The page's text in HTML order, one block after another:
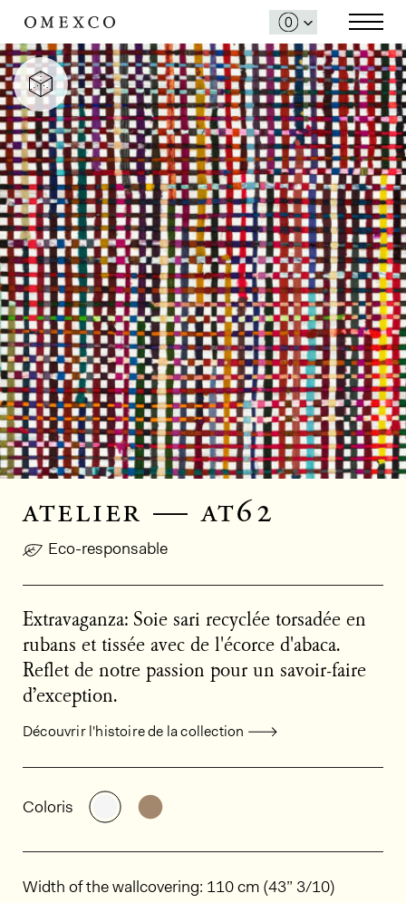
atelier — at62
Eco-responsable
Extravaganza: Soie sari recyclée torsadée en
rubans et tissée avec de l'écorce d'abaca.
Reflet de notre passion pour un savoir-faire
d’exception.
Découvrir l'histoire de la collection
Informations générales sur le
Coloris Découvrir d'autres variantes: AT62
Dimensions
Width of the wallcovering: 110 cm (43” 3/10)